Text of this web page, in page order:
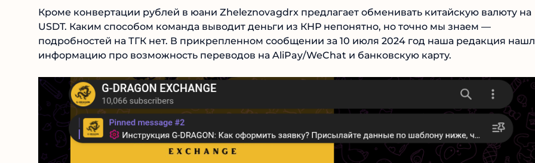
Кроме конвертации рублей в юани Zheleznovagdrx предлагает обменивать китайскую валюту на
USDT. Каким способом команда выводит деньги из КНР непонятно, но точно мы знаем —
подробностей на ТГК нет. В прикрепленном сообщении за 10 июля 2024 год наша редакция
информацию про возможность переводов на AliPay/WeChat и банковскую карту.